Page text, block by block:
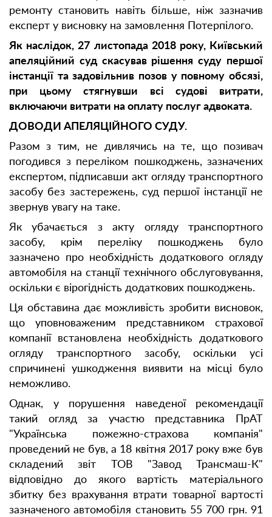
ремонту становить навіть більше, ніж зазначив
експерт у висновку на замовлення Потерпілого.
Як наслідок, 27 листопада 2018 року, Київський
апеляційний суд скасував рішення суду першої
інстанції та задовільнив позов у повному обсязі,
при цьому стягнувши всі судові витрати,
включаючи витрати на оплату послуг адвоката.
ДОВОДИ АПЕЛЯЦІЙНОГО СУДУ.
Разом з тим, не дивлячись на те, що позивач
погодився з переліком пошкоджень, зазначених
експертом, підписавши акт огляду транспортного
засобу без застережень, суд першої інстанції не
звернув увагу на таке.
Як убачається з акту огляду транспортного
засобу, крім переліку пошкоджень було
зазначено про необхідність додаткового огляду
автомобіля на станції технічного обслуговування,
оскільки є вірогідність додаткових пошкоджень.
Ця обставина дає можливість зробити висновок,
що уповноваженим представником страхової
компанії встановлена необхідність додаткового
огляду транспортного засобу, оскільки усі
спричинені ушкодження виявити на місці було
неможливо.
Однак, у порушення наведеної рекомендації
такий огляд за участю представника ПрАТ
"Українська пожежно-страхова компанія"
проведений не був, а 18 квітня 2017 року вже був
складений звіт ТОВ "Завод Трансмаш-К"
відповідно до якого вартість матеріального
збитку без врахування втрати товарної вартості
зазначеного автомобіля становить 55 700 грн. 91